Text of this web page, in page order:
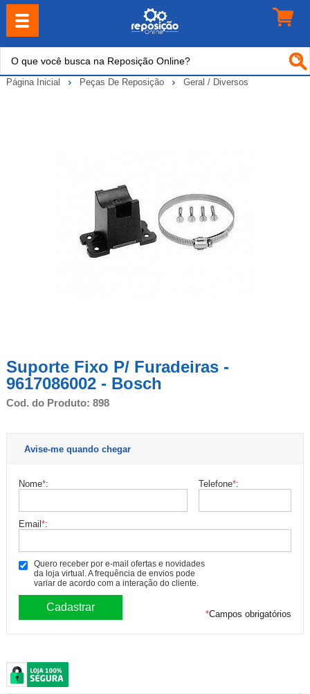
Página Inicial Peças De Reposição Geral / Diversos
Suporte Fixo P/ Furadeiras -
9617086002 - Bosch
Cod. do Produto: 898
Avise-me quando chegar
Nome*: Telefone*:
Email*:
Quero receber por e-mail ofertas e novidades
da loja virtual. A frequência de envios pode
variar de acordo com a interação do cliente.
*Campos obrigatórios